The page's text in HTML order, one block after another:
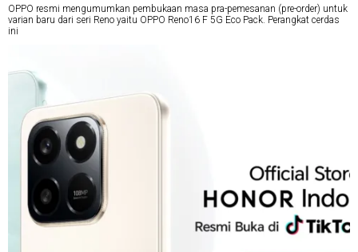
OPPO resmi mengumumkan pembukaan masa pra-pemesanan (pre-order) untuk
varian baru dari seri Reno yaitu OPPO Reno16 F 5G Eco Pack. Perangkat cerdas
ini